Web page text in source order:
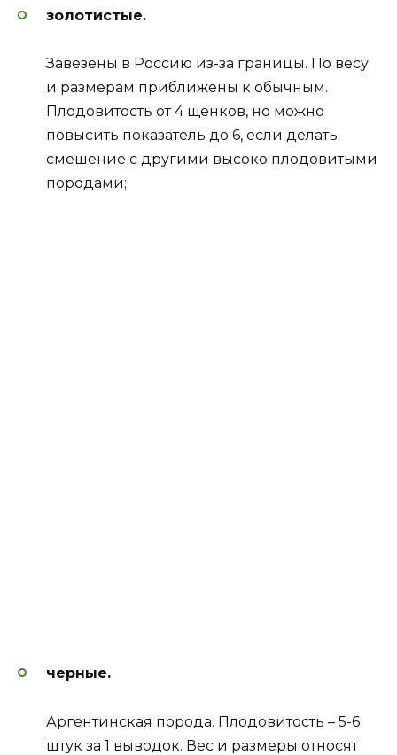
золотистые.
Завезены в Россию из-за границы. По весу
и размерам приближены к обычным.
Плодовитость от 4 щенков, но можно
повысить показатель до 6, если делать
смешение с другими высоко плодовитыми
породами;
черные.
Аргентинская порода. Плодовитость – 5-6
штук за 1 выводок. Вес и размеры относят